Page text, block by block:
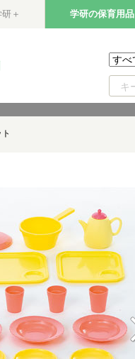
＋ 学研の保育用品